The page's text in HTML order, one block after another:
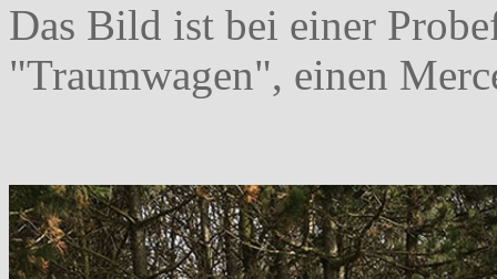
Das Bild ist bei einer
"Traumwagen", einen